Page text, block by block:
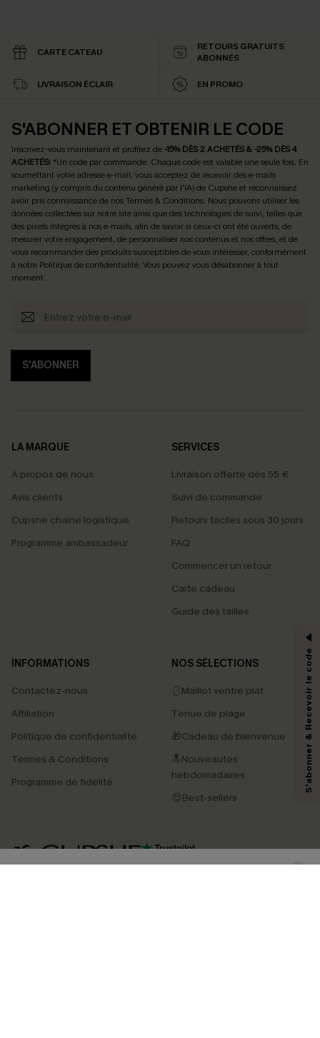
CARTE CATEAU
RETOURS GRATUITS
ABONNÉS
LIVRAISON ÉCLAIR EN PROMO
S'ABONNER ET OBTENIR LE CODE
Inscrivez-vous maintenant et profitez de -15% DÈS 2 ACHETÉS & -25% DÈS 4
ACHETÉS! *Un code par commande. Chaque code est valable une seule fois. En
soumettant votre adresse e-mail, vous acceptez de recevoir des e-mails
marketing (y compris du contenu généré par l'IA) de Cupshe et reconnaissez
avoir pris connaissance de nosTermes & Conditions. Nous pouvons utiliser les
données collectées sur notre site ainsi que des technologies de suivi, telles que
des pixels intégrés à nos e-mails, afin de savoir si ceux-ci ont été ouverts, de
mesurer votre engagement, de personnaliser nos contenus et nos offres, et de
vous recommander des produits susceptibles de vous intéresser, conformément
à notre Politique de confidentialité. Vous pouvez vous désabonner à tout
moment.
S'ABONNER
LA MARQUE
À propos de nous
Avis clients
Cupshe chaîne logistique
Programme ambassadeur
SERVICES
Livraison offerte dès 55 €
Suivi de commande
Retours faciles sous 30 jours
FAQ
Commencer un retour
Carte cadeau
Guide des tailles
INFORMATIONS
Contactez-nous
Affiliation
Politique de confidentialité
Termes & Conditions
Programme de fidélité
NOS SÉLECTIONS
🩱Maillot ventre plat
Tenue de plage
🎁Cadeau de bienvenue
🔝Nouveautés
hebdomadaires
😍Best-sellers
4.4
PROFITEZ DE -15%
marketing (y compris du contenu généré par l'IA) de Cupshe et
pouvons utiliser les données collectées sur notre site ainsi que des
savoir si ceux-ci ont été ouverts, de mesurer votre engagement, de
personnaliser nos contenus et nos offres, et de vous recommander des
produits susceptibles de vous intéresser, conformément à notre
Politique de
. Vous pouvez vous désabonner à tout moment.
S'abonner & Recevoir le code